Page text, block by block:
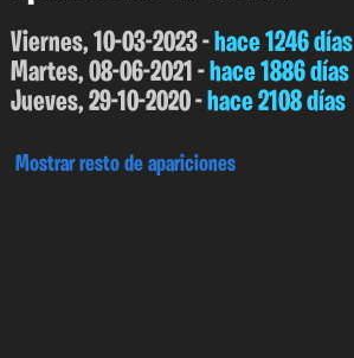
Viernes, 10-03-2023 -hace 1246 días
Martes, 08-06-2021 -hace 1886 días
Jueves, 29-10-2020 -hace 2108 días
Mostrar resto de apariciones